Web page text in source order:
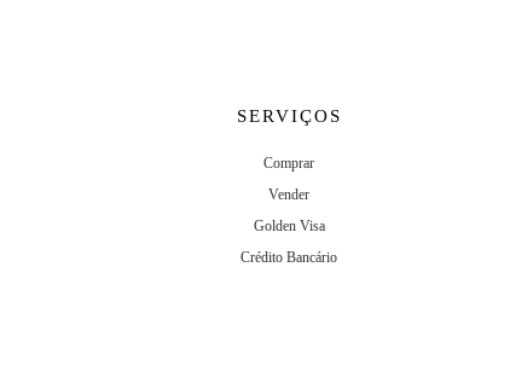
SERVIÇOS
Comprar
Vender
Golden Visa
Crédito Bancário